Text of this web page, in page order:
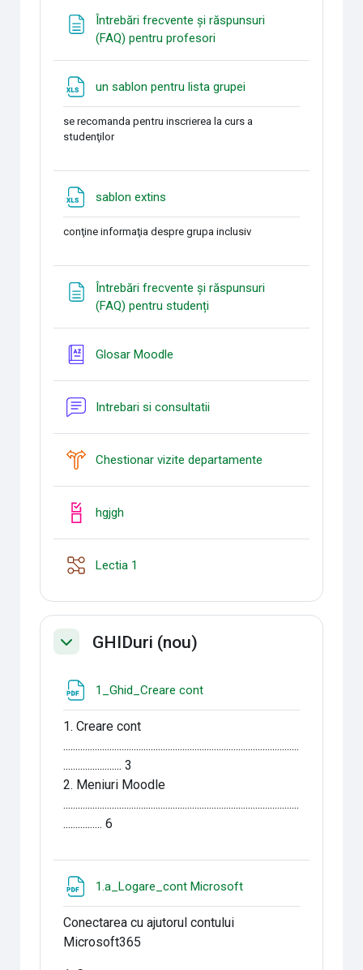
Întrebări frecvente și răspunsuri
(FAQ) pentru profesoriPage
un sablon pentru lista grupei
se recomanda pentru inscrierea la curs a
studenţilor
sablon extins
conţine informaţia despre grupa inclusiv
Întrebări frecvente și răspunsuri
(FAQ) pentru studențiPage
Glosar Moodle
Intrebari si consultatii
Chestionar vizite departamente
hgjgh
Lectia 1
ReplierGHIDuri (nou)
1_Ghid_Creare cont
1. Creare cont
.................................................................................................
........................ 3
2. Meniuri Moodle
.................................................................................................
................ 6
1.a_Logare_cont Microsoft
Conectarea cu ajutorul contului
Microsoft365